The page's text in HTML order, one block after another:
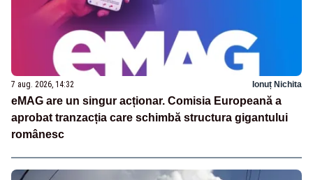
7 aug. 2026, 14:32 Ionuț Nichita
eMAG are un singur acționar. Comisia Europeană a
aprobat tranzacția care schimbă structura gigantului
românesc